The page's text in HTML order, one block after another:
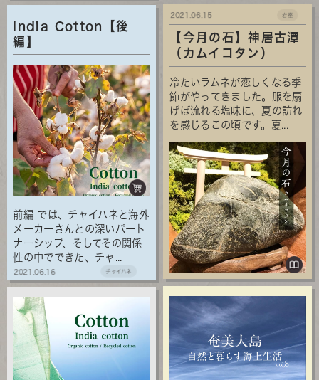
India Cotton【後
編】
前編 では、チャイハネと海外
メーカーさんとの深いパート
ナーシップ、そしてその関係
性の中でできた、チャ...
2021.06.16 チャイハネ
【今月の石】神居古潭
（カムイコタン）
冷たいラムネが恋しくなる季
節がやってきました。服を扇
げば流れる塩味に、夏の訪れ
を感じるこの頃です。夏...
2021.06.15 岩座